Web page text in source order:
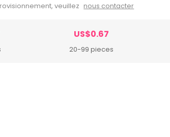
veuillez nous contacter
US$0.67
20-99 pieces